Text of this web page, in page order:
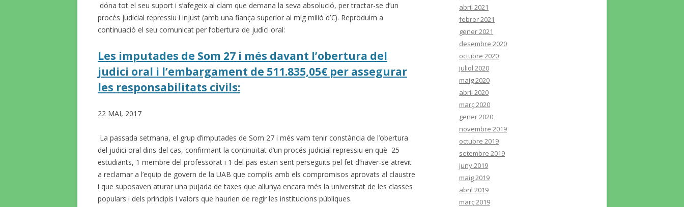
dóna tot el seu suport i s’afegeix al clam que demana la seva absolució, per tractar-se d’un
procés judicial repressiu i injust (amb una fiança superior al mig milió d’€). Reproduim a
continuació el seu comunicat per l’obertura de judici oral:
Les imputades de Som 27 i més davant l’obertura del
judici oral i l’embargament de 511.835,05€ per assegurar
les responsabilitats civils:
22 MAI, 2017
La passada setmana, el grup d’imputades de Som 27 i més vam tenir constància de l’obertura
del judici oral dins del cas, confirmant la continuïtat d’un procés judicial repressiu en què 25
estudiants, 1 membre del professorat i 1 del pas estan sent perseguits pel fet d’haver-se atrevit
a reclamar a l’equip de govern de la UAB que complís amb els compromisos aprovats al claustre
i que suposaven aturar una pujada de taxes que allunya encara més la universitat de les classes
populars i dels principis i valors que haurien de regir les institucions públiques.
abril 2021
febrer 2021
gener 2021
desembre 2020
octubre 2020
juliol 2020
maig 2020
abril 2020
març 2020
gener 2020
novembre 2019
octubre 2019
setembre 2019
juny 2019
maig 2019
abril 2019
març 2019